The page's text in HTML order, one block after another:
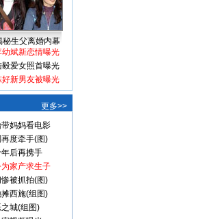
秘生父离婚内幕
幼斌新恋情曝光
毅爱女照首曝光
好新男友被曝光
更多>>
妈妈看电影
度牵手(图)
后再携手
家产求生子
被抓拍(图)
西施(组图)
城(组图)